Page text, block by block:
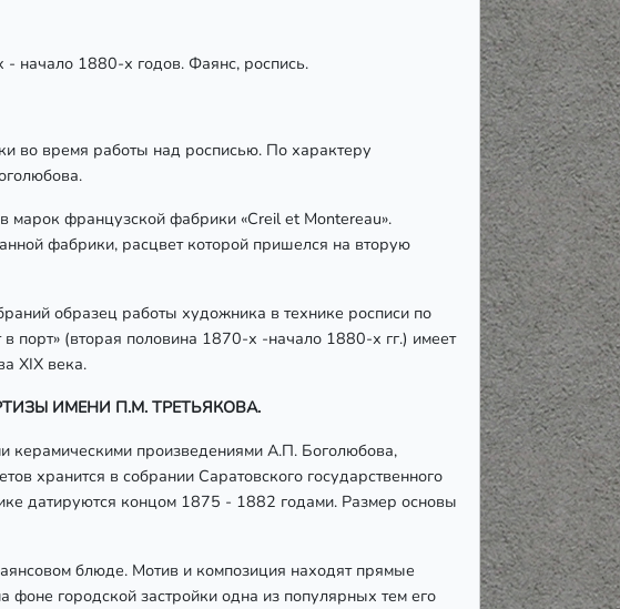
начало 1880-х годов. Фаянс, роспись.
во время работы над росписью. По характеру
марок французской фабрики «Creil et Montereau».
фабрики, расцвет которой пришелся на вторую
образец работы художника в технике росписи по
порт» (вторая половина 1870-х -начало 1880-х гг.) имеет
ХІХ века.
ИМЕНИ П.М. ТРЕТЬЯКОВА.
керамическими произведениями А.П. Боголюбова,
хранится в собрании Саратовского государственного
датируются концом 1875 - 1882 годами. Размер основы
блюде. Мотив и композиция находят прямые
городской застройки одна из популярных тем его